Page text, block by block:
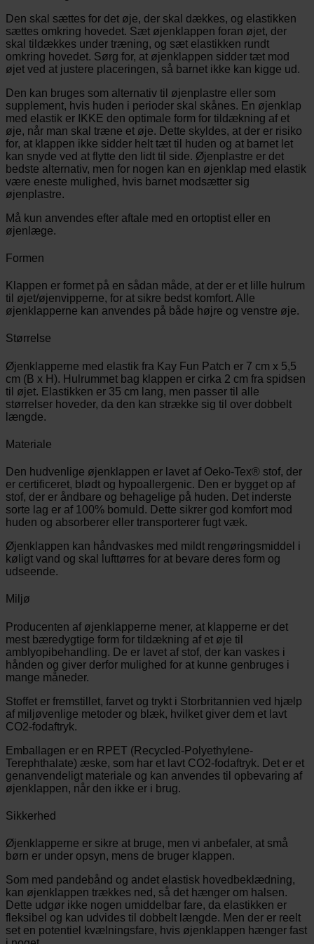
Den skal sættes for det øje, der skal dækkes, og elastikken
sættes omkring hovedet. Sæt øjenklappen foran øjet, der
skal tildækkes under træning, og sæt elastikken rundt
omkring hovedet. Sørg for, at øjenklappen sidder tæt mod
øjet ved at justere placeringen, så barnet ikke kan kigge ud.
Den kan bruges som alternativ til øjenplastre eller som
supplement, hvis huden i perioder skal skånes. En øjenklap
med elastik er IKKE den optimale form for tildækning af et
øje, når man skal træne et øje. Dette skyldes, at der er risiko
for, at klappen ikke sidder helt tæt til huden og at barnet let
kan snyde ved at flytte den lidt til side. Øjenplastre er det
bedste alternativ, men for nogen kan en øjenklap med elastik
være eneste mulighed, hvis barnet modsætter sig
øjenplastre.
Må kun anvendes efter aftale med en ortoptist eller en
øjenlæge.
Formen
Klappen er formet på en sådan måde, at der er et lille hulrum
til øjet/øjenvipperne, for at sikre bedst komfort. Alle
øjenklapperne kan anvendes på både højre og venstre øje.
Størrelse
Øjenklapperne med elastik fra Kay Fun Patch er 7 cm x 5,5
cm (B x H). Hulrummet bag klappen er cirka 2 cm fra spidsen
til øjet. Elastikken er 35 cm lang, men passer til alle
størrelser hoveder, da den kan strække sig til over dobbelt
længde.
Materiale
Den hudvenlige øjenklappen er lavet af Oeko-Tex® stof, der
er certificeret, blødt og hypoallergenic. Den er bygget op af
stof, der er åndbare og behagelige på huden. Det inderste
sorte lag er af 100% bomuld. Dette sikrer god komfort mod
huden og absorberer eller transporterer fugt væk.
Øjenklappen kan håndvaskes med mildt rengøringsmiddel i
køligt vand og skal lufttørres for at bevare deres form og
udseende.
Miljø
Producenten af øjenklapperne mener, at klapperne er det
mest bæredygtige form for tildækning af et øje til
amblyopibehandling. De er lavet af stof, der kan vaskes i
hånden og giver derfor mulighed for at kunne genbruges i
mange måneder.
Stoffet er fremstillet, farvet og trykt i Storbritannien ved hjælp
af miljøvenlige metoder og blæk, hvilket giver dem et lavt
CO2-fodaftryk.
Emballagen er en RPET (Recycled-Polyethylene-
Terephthalate) æske, som har et lavt CO2-fodaftryk. Det er et
genanvendeligt materiale og kan anvendes til opbevaring af
øjenklappen, når den ikke er i brug.
Sikkerhed
Øjenklapperne er sikre at bruge, men vi anbefaler, at små
børn er under opsyn, mens de bruger klappen.
Som med pandebånd og andet elastisk hovedbeklædning,
kan øjenklappen trækkes ned, så det hænger om halsen.
Dette udgør ikke nogen umiddelbar fare, da elastikken er
fleksibel og kan udvides til dobbelt længde. Men der er reelt
set en potentiel kvælningsfare, hvis øjenklappen hænger fast